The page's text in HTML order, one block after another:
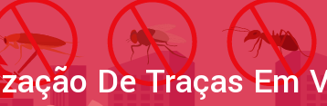
De Traças Em